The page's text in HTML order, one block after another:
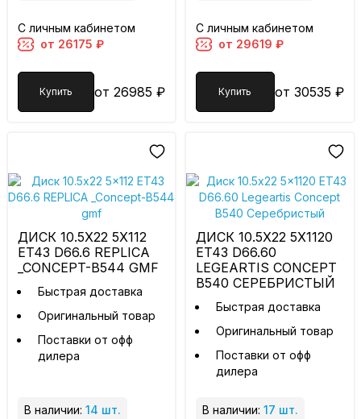
С личным кабинетом
от 26175 ₽
Купить от 26985 ₽
С личным кабинетом
от 29619 ₽
Купить от 30535 ₽
ДИСК 10.5X22 5X112
ET43 D66.6 REPLICA
_CONCEPT-B544 GMF
Быстрая доставка
Оригинальный товар
Поставки от офф
дилера
В наличии: 14 шт.
ДИСК 10.5X22 5X1120
ET43 D66.60
LEGEARTIS CONCEPT
B540 СЕРЕБРИСТЫЙ
Быстрая доставка
Оригинальный товар
Поставки от офф
дилера
В наличии: 17 шт.